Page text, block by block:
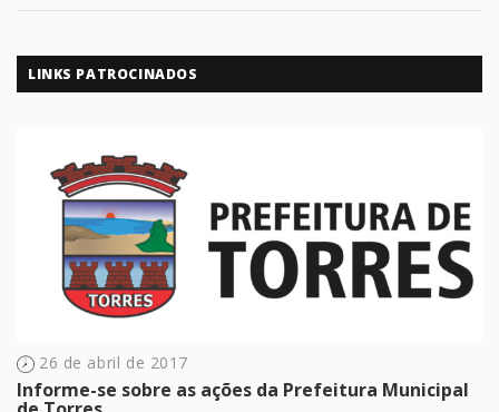
LINKS PATROCINADOS
26 de abril de 2017
Informe-se sobre as ações da Prefeitura Municipal